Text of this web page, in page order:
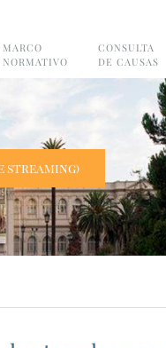
MARCO
NORMATIVO
CONSULTA
DE CAUSAS
streaming)